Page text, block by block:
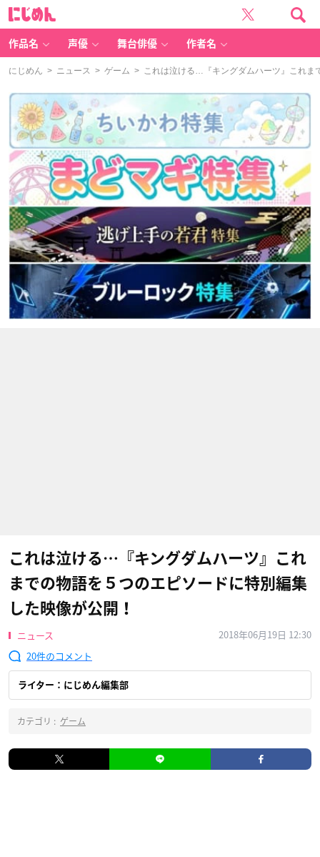
作品名 声優 舞台俳優 作者名
にじめん > ニュース > ゲーム > これは泣ける…『キングダムハーツ』これま
これは泣ける…『キングダムハーツ』これ
までの物語を５つのエピソードに特別編集
した映像が公開！
ニュース
2018年06月19日 12:30
20
ライター：にじめん編集部
カテゴリ : ゲーム